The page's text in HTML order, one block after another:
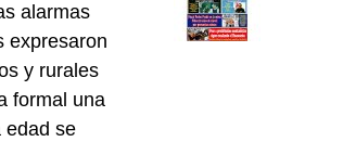
alarmas
expresaron
y rurales
formal una
edad se